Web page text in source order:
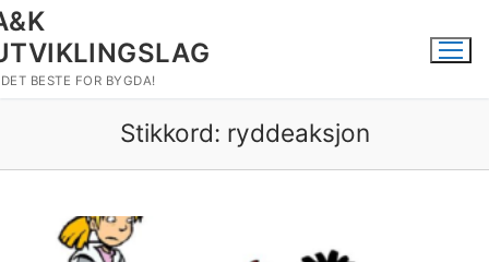
Hopp
til
innholdet
BESTE FOR BYGDA!
Stikkord: ryddeaksjon